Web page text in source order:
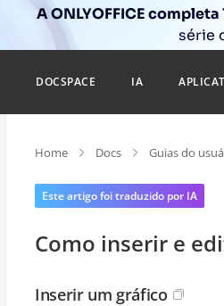
A ONLYOFFICE completa
série
DOCSPACE IA
Home Docs Guias do
Este artigo foi traduzido por IA
Como inserir e
Inserir um gráfico